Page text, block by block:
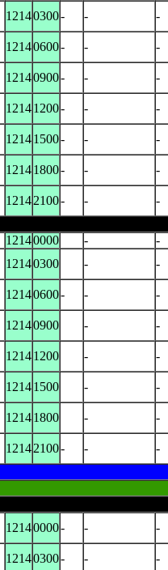
12140300- - -
12140600- - -
12140900- - -
12141200- - -
12141500- - -
12141800- - -
12142100- -
-
12140000 -
-
12140300 - -
12140600- - -
12140900 - -
12141200 - -
12141500 - -
12141800 - -
12142100- -
-
12140000- - -
12140300- - -